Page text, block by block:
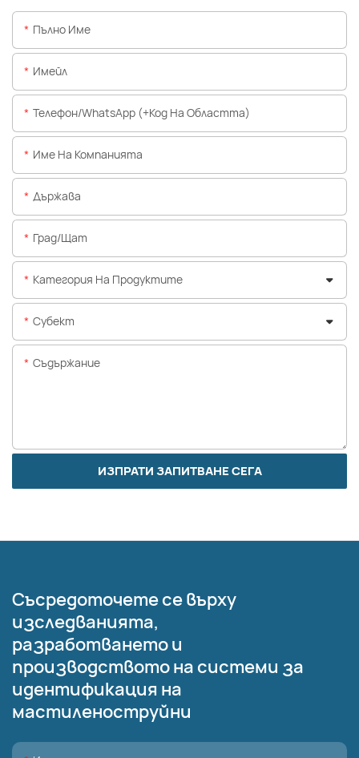
Пълно Име
Имейл
Телефон/WhatsApp (+Код На Областта)
Име На Компанията
Държава
Град/щат
Категория На Продуктите
Субект
Съдържание
ИЗПРАТИ ЗАПИТВАНЕ СЕГА
Съсредоточете се върху
изследванията,
разработването и
производството на системи за
идентификация на
мастиленоструйни